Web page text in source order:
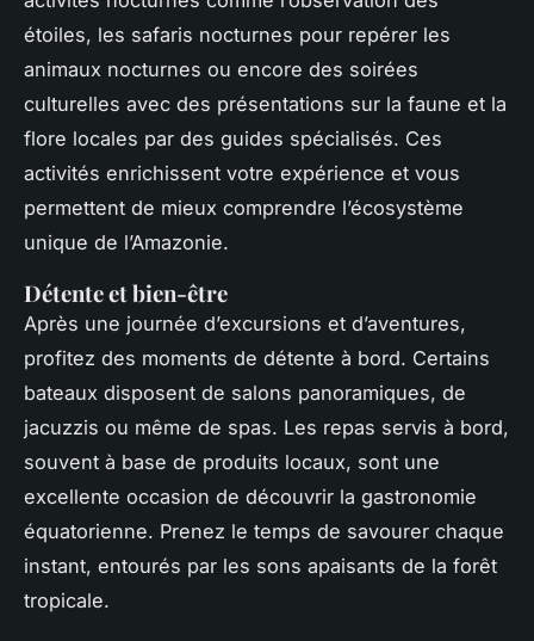
étoiles, les safaris nocturnes pour repérer les
animaux nocturnes ou encore des soirées
culturelles avec des présentations sur la faune et la
flore locales par des guides spécialisés. Ces
activités enrichissent votre expérience et vous
permettent de mieux comprendre l’écosystème
unique de l’Amazonie.
Détente et bien-être
Après une journée d’excursions et d’aventures,
profitez des moments de détente à bord. Certains
bateaux disposent de salons panoramiques, de
jacuzzis ou même de spas. Les repas servis à bord,
souvent à base de produits locaux, sont une
excellente occasion de découvrir la gastronomie
équatorienne. Prenez le temps de savourer chaque
instant, entourés par les sons apaisants de la forêt
tropicale.